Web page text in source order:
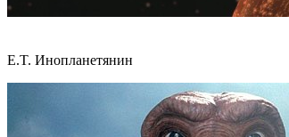
E.T. Инопланетянин